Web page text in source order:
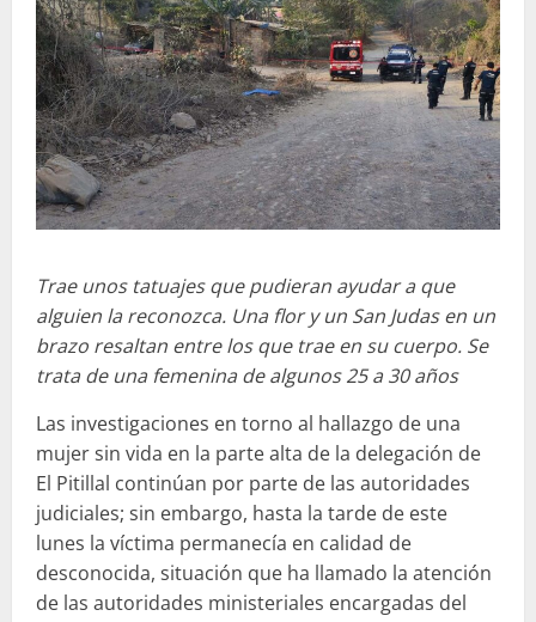
Trae unos tatuajes que pudieran ayudar a que
alguien la reconozca. Una flor y un San Judas en un
brazo resaltan entre los que trae en su cuerpo. Se
trata de una femenina de algunos 25 a 30 años
Las investigaciones en torno al hallazgo de una
mujer sin vida en la parte alta de la delegación de
El Pitillal continúan por parte de las autoridades
judiciales; sin embargo, hasta la tarde de este
lunes la víctima permanecía en calidad de
desconocida, situación que ha llamado la atención
de las autoridades ministeriales encargadas del